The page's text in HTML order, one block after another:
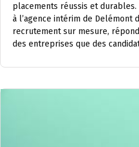
placements réussis et
à l’agence intérim de Delémont
recrutement sur mesure,
des entreprises que des